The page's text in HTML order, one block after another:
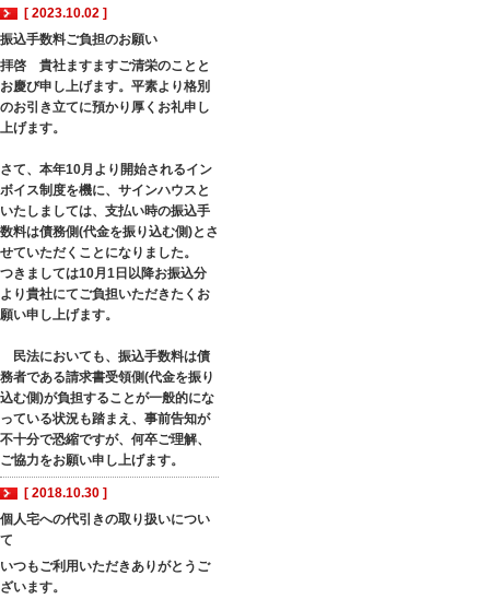
[ 2023.10.02 ]
振込手数料ご負担のお願い
拝啓 貴社ますますご清栄のことと
お慶び申し上げます。平素より格別
のお引き立てに預かり厚くお礼申し
上げます。
さて、本年10月より開始されるイン
ボイス制度を機に、サインハウスと
いたしましては、支払い時の振込手
数料は債務側(代金を振り込む側)とさ
せていただくことになりました。
つきましては10月1日以降お振込分
より貴社にてご負担いただきたくお
願い申し上げます。
民法においても、振込手数料は債
務者である請求書受領側(代金を振り
込む側)が負担することが一般的にな
っている状況も踏まえ、事前告知が
不十分で恐縮ですが、何卒ご理解、
ご協力をお願い申し上げます。
[ 2018.10.30 ]
個人宅への代引きの取り扱いについ
て
いつもご利用いただきありがとうご
ざいます。